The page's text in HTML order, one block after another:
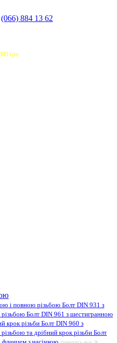
(066) 884 13 62
грн
і повною різьбою Болт DIN 931 з
Болт DIN 961 з шестигранною
крок різьби Болт DIN 960 з
та дрібний крок різьби Болт